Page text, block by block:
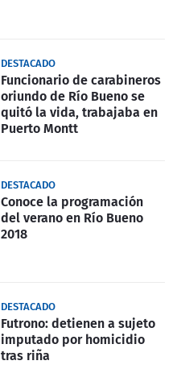
DESTACADO
Funcionario de carabineros
oriundo de Río Bueno se
quitó la vida, trabajaba en
Puerto Montt
DESTACADO
Conoce la programación
del verano en Río Bueno
2018
DESTACADO
Futrono: detienen a sujeto
imputado por homicidio
tras riña